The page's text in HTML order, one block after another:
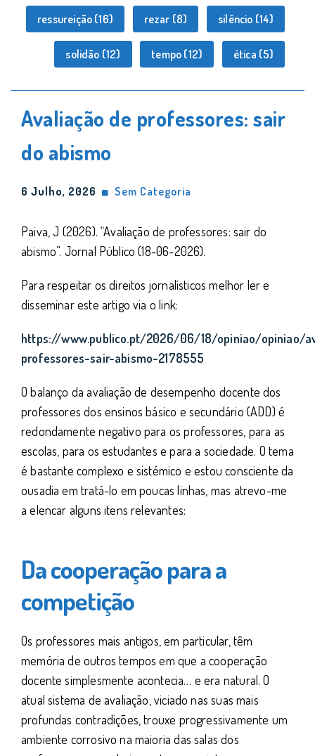
ressureição (16) rezar (8) silêncio (14)
solidão (12) tempo (12) ética (5)
Avaliação de professores: sair
do abismo
6 Julho, 2026 Sem Categoria
Paiva, J (2026). “Avaliação de professores: sair do
abismo”. Jornal Público (18-06-2026).
Para respeitar os direitos jornalísticos melhor ler e
disseminar este artigo via o link:
https://www.publico.pt/2026/06/18/opiniao/opiniao/
professores-sair-abismo-2178555
O balanço da avaliação de desempenho docente dos
professores dos ensinos básico e secundário (ADD) é
redondamente negativo para os professores, para as
escolas, para os estudantes e para a sociedade. O tema
é bastante complexo e sistémico e estou consciente da
ousadia em tratá-lo em poucas linhas, mas atrevo-me
a elencar alguns itens relevantes:
Da cooperação para a
competição
Os professores mais antigos, em particular, têm
memória de outros tempos em que a cooperação
docente simplesmente acontecia… e era natural. O
atual sistema de avaliação, viciado nas suas mais
profundas contradições, trouxe progressivamente um
ambiente corrosivo na maioria das salas dos